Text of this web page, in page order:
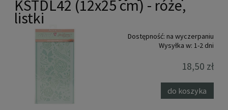
KSTDL42 (12x25 cm) - róże,
listki
Dostępność: na wyczerpaniu
Wysyłka w: 1-2 dni
18,50 zł
do koszyka